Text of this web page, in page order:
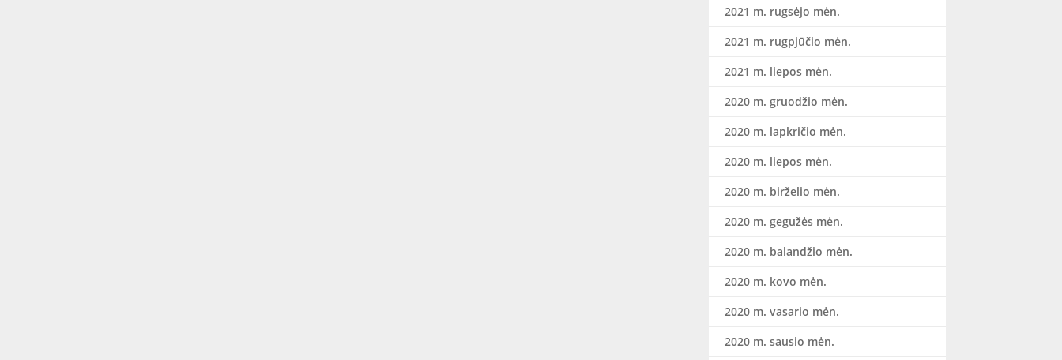
2021 m. rugsėjo mėn.
2021 m. rugpjūčio mėn.
2021 m. liepos mėn.
2020 m. gruodžio mėn.
2020 m. lapkričio mėn.
2020 m. liepos mėn.
2020 m. birželio mėn.
2020 m. gegužės mėn.
2020 m. balandžio mėn.
2020 m. kovo mėn.
2020 m. vasario mėn.
2020 m. sausio mėn.